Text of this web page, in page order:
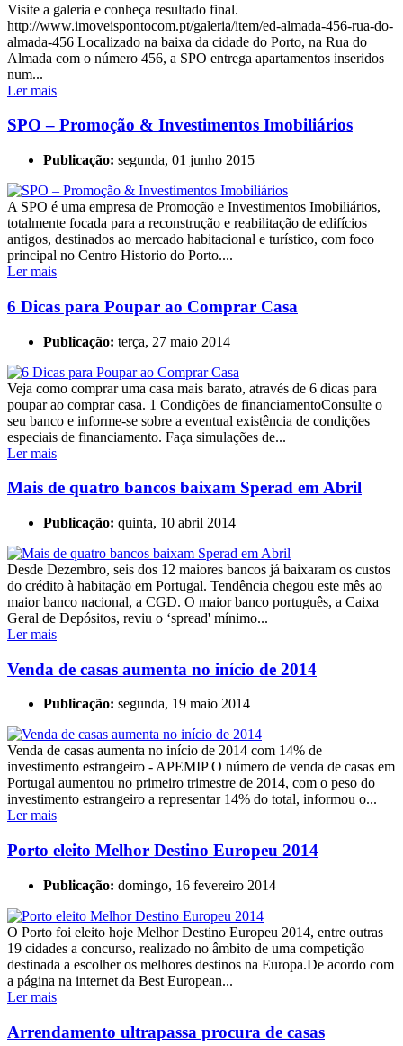
Visite a galeria e conheça resultado final.
http://www.imoveispontocom.pt/galeria/item/ed-almada-456-rua-do-
almada-456 Localizado na baixa da cidade do Porto, na Rua do
Almada com o número 456, a SPO entrega apartamentos inseridos
num...
Ler mais
SPO – Promoção & Investimentos Imobiliários
Publicação: segunda, 01 junho 2015
A SPO é uma empresa de Promoção e Investimentos Imobiliários,
totalmente focada para a reconstrução e reabilitação de edifícios
antigos, destinados ao mercado habitacional e turístico, com foco
principal no Centro Historio do Porto....
Ler mais
6 Dicas para Poupar ao Comprar Casa
Publicação: terça, 27 maio 2014
Veja como comprar uma casa mais barato, através de 6 dicas para
poupar ao comprar casa. 1 Condições de financiamentoConsulte o
seu banco e informe-se sobre a eventual existência de condições
especiais de financiamento. Faça simulações de...
Ler mais
Mais de quatro bancos baixam Sperad em Abril
Publicação: quinta, 10 abril 2014
Desde Dezembro, seis dos 12 maiores bancos já baixaram os custos
do crédito à habitação em Portugal. Tendência chegou este mês ao
maior banco nacional, a CGD. O maior banco português, a Caixa
Geral de Depósitos, reviu o ‘spread' mínimo...
Ler mais
Venda de casas aumenta no início de 2014
Publicação: segunda, 19 maio 2014
Venda de casas aumenta no início de 2014 com 14% de
investimento estrangeiro - APEMIP O número de venda de casas em
Portugal aumentou no primeiro trimestre de 2014, com o peso do
investimento estrangeiro a representar 14% do total, informou o...
Ler mais
Porto eleito Melhor Destino Europeu 2014
Publicação: domingo, 16 fevereiro 2014
O Porto foi eleito hoje Melhor Destino Europeu 2014, entre outras
19 cidades a concurso, realizado no âmbito de uma competição
destinada a escolher os melhores destinos na Europa.De acordo com
a página na internet da Best European...
Ler mais
Arrendamento ultrapassa procura de casas